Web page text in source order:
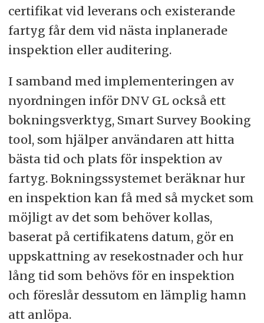
certifikat vid leverans och existerande
fartyg får dem vid nästa inplanerade
inspektion eller auditering.
I samband med implementeringen av
nyordningen inför DNV GL också ett
bokningsverktyg, Smart Survey Booking
tool, som hjälper användaren att hitta
bästa tid och plats för inspektion av
fartyg. Bokningssystemet beräknar hur
en inspektion kan få med så mycket som
möjligt av det som behöver kollas,
baserat på certifikatens datum, gör en
uppskattning av resekostnader och hur
lång tid som behövs för en inspektion
och föreslår dessutom en lämplig hamn
att anlöpa.